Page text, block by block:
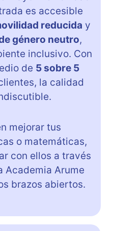
es accesible
reducida y
género neutro,
inclusivo. Con
de 5 sobre 5
la calidad
mejorar tus
o matemáticas,
con ellos a través
Academia Arume
brazos abiertos.